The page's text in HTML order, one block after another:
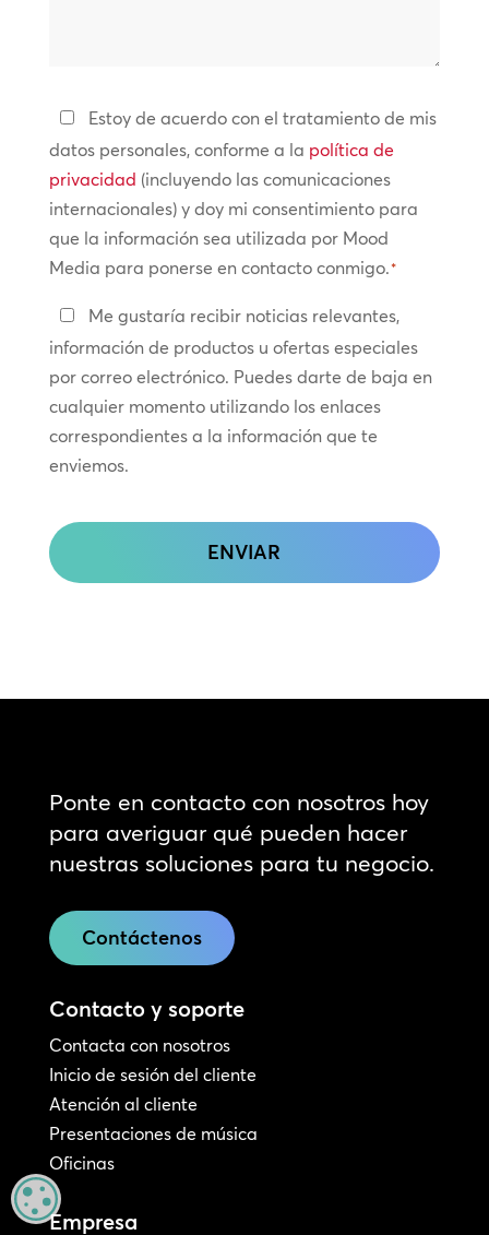
Política
de
privacidad
*
Estoy de acuerdo con el tratamiento de mis
datos personales, conforme a la política de
privacidad (incluyendo las comunicaciones
internacionales) y doy mi consentimiento para
que la información sea utilizada por Mood
Media para ponerse en contacto conmigo.*
Manténte
en
contacto
Me gustaría recibir noticias relevantes,
información de productos u ofertas especiales
por correo electrónico. Puedes darte de baja en
cualquier momento utilizando los enlaces
correspondientes a la información que te
enviemos.
Ponte en contacto con nosotros hoy
para averiguar qué pueden hacer
nuestras soluciones para tu negocio.
Contáctenos
Contacto y soporte
Contacta con nosotros
Inicio de sesión del cliente
Atención al cliente
Presentaciones de música
Oficinas
Empresa
MANAGE PRIVACY